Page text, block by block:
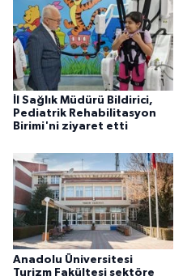
İl Sağlık Müdürü Bildirici,
Pediatrik Rehabilitasyon
Birimi'ni ziyaret etti
Anadolu Üniversitesi
Turizm Fakültesi sektöre